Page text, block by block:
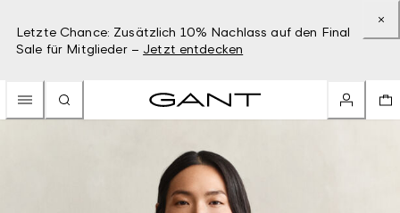
Letzte Chance: Zusätzlich 10% Nachlass auf den Final
Sale für Mitglieder – Jetzt entdecken